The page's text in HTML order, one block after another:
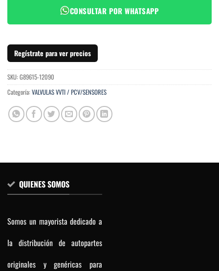
CONSULTAR POR WHATSAPP
Regístrate para ver precios
SKU: G89615-12090
Categoría: VALVULAS VVTI / PCV/SENSORES
QUIENES SOMOS
Somos un mayorista dedicado a
la distribución de autopartes
originales y genéricas para